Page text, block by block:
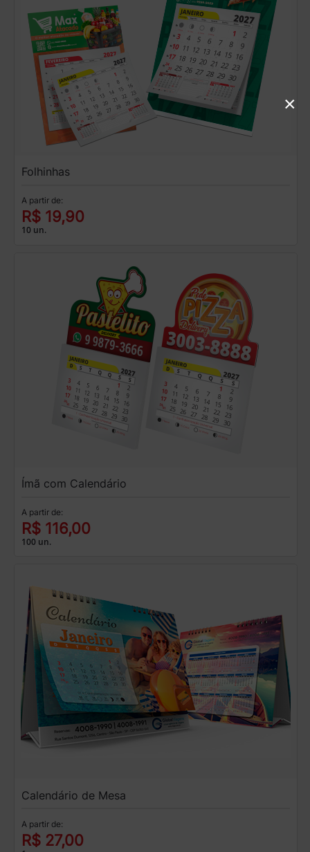
Folhinhas
A partir de:
R$ 19,90
10 un.
Ímã com Calendário
A partir de:
R$ 116,00
100 un.
Calendário de Mesa
A partir de:
R$ 27,00
×